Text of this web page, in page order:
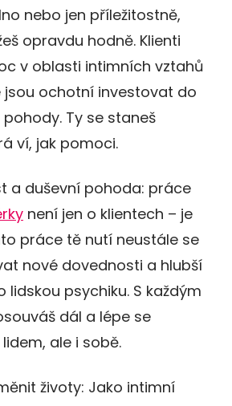
nebo jen příležitostně,
opravdu hodně. Klienti
v oblasti intimních vztahů
jsou ochotní investovat do
Ty se staneš
ví, jak pomoci.
a duševní pohoda: práce
není jen o klientech – je
práce tě nutí neustále se
nové dovednosti a hlubší
lidskou psychiku. S každým
dál a lépe se
ale i sobě.
životy: Jako intimní